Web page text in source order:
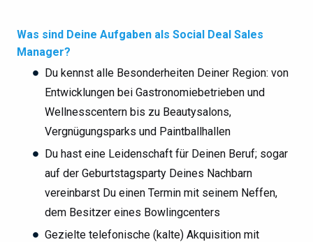
Was sind Deine Aufgaben als Social Deal Sales
Manager?
Du kennst alle Besonderheiten Deiner Region: von
Entwicklungen bei Gastronomiebetrieben und
Wellnesscentern bis zu Beautysalons,
Vergnügungsparks und Paintballhallen
Du hast eine Leidenschaft für Deinen Beruf; sogar
auf der Geburtstagsparty Deines Nachbarn
vereinbarst Du einen Termin mit seinem Neffen,
dem Besitzer eines Bowlingcenters
Gezielte telefonische (kalte) Akquisition mit